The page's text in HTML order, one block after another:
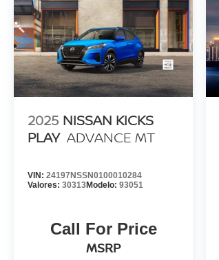
2025 NISSAN KICKS
PLAY ADVANCE MT
VIN: 24197NSSN0100010284
Valores: 30313Modelo: 93051
Call For Price
MSRP